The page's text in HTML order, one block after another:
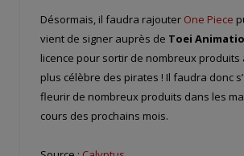
Désormais, il faudra rajouter One Piece
vient de signer auprès de Toei
licence pour sortir de nombreux produits
plus célèbre des pirates ! Il faudra donc
fleurir de nombreux produits dans les
cours des prochains mois.